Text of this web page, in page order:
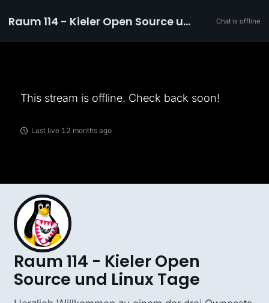
Raum 114 - Kieler Open Source und Linux Tage Chat is offline
This stream is offline. Check back soon!
Last live 12 months ago
Raum 114 - Kieler Open
Source und Linux Tage